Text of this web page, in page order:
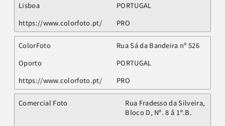
Lisboa
PORTUGAL
https://www.colorfoto.pt/
PRO
ColorFoto
Rua Sá da Bandeira nº 526
Oporto
PORTUGAL
https://www.colorfoto.pt/
PRO
Comercial Foto
Rua Fradesso da Silveira,
Bloco D, Nº. 8 â 1º.B.